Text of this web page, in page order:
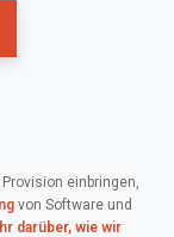
einbringen,
von Software und
darüber, wie wir